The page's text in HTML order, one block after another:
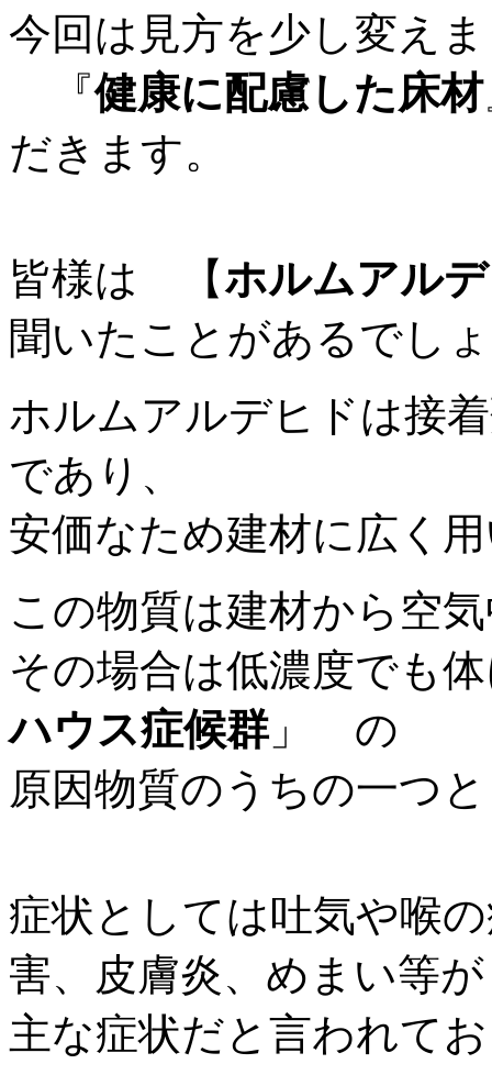
今回は見方を少し変え
『健康に配慮した床材
だきます。
皆様は 【ホルムアル
聞いたことがあるでし
ホルムアルデヒドは接
であり、
安価なため建材に広く
この物質は建材から空
その場合は低濃度でも
ハウス症候群」 の
原因物質のうちの一つ
症状としては吐気や喉
害、皮膚炎、めまい等が
主な症状だと言われて